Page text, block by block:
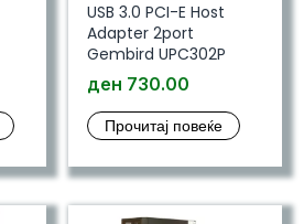
USB 3.0 PCI-E Host
Adapter 2port
Gembird UPC302P
ден 730.00
Прочитај повеќе